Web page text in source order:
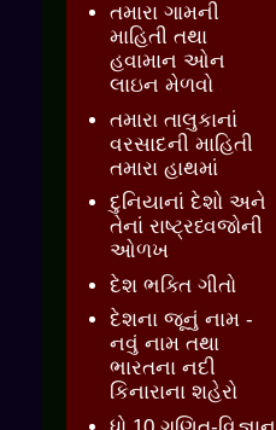
તમારા ગામની
માહિતી તથા
હવામાન ઓન
લાઇન મેળવો
તમારા તાલુકાનાં
વરસાદની માહિતી
તમારા હાથમાં
દુનિયાનાં દેશો અને
તેનાં રાષ્ટ્રધ્વજોની
ઓળખ
દેશ ભક્તિ ગીતો
દેશના જૂનું નામ -
નવું નામ તથા
ભારતના નદી
કિનારાના શહેરો